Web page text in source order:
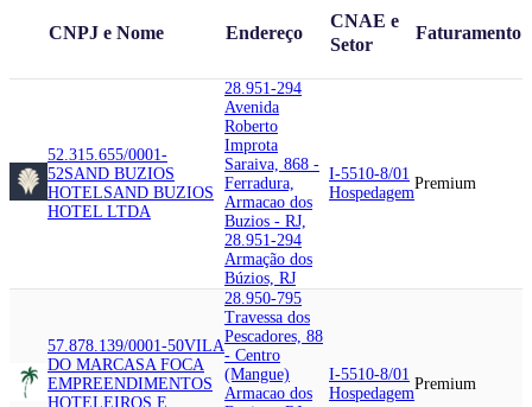
CNPJ e Nome Endereço
CNAE e
Setor
Faturamento
52.315.655/0001-
52SAND BUZIOS
HOTELSAND BUZIOS
HOTEL LTDA
28.951-294
Avenida
Roberto
Improta
Saraiva, 868 -
Ferradura,
Armacao dos
Buzios - RJ,
28.951-294
Armação dos
Búzios, RJ
I-5510-8/01
Hospedagem
Premium
57.878.139/0001-50VILA
DO MARCASA FOCA
EMPREENDIMENTOS
HOTELEIROS E
28.950-795
Travessa dos
Pescadores, 88
- Centro
(Mangue)
Armacao dos
I-5510-8/01
Hospedagem
Premium